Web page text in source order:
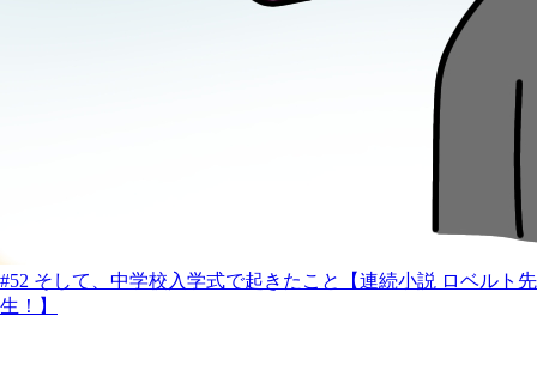
#52 そして、中学校入学式で起きたこと【連続小説 ロベルト先
生！】